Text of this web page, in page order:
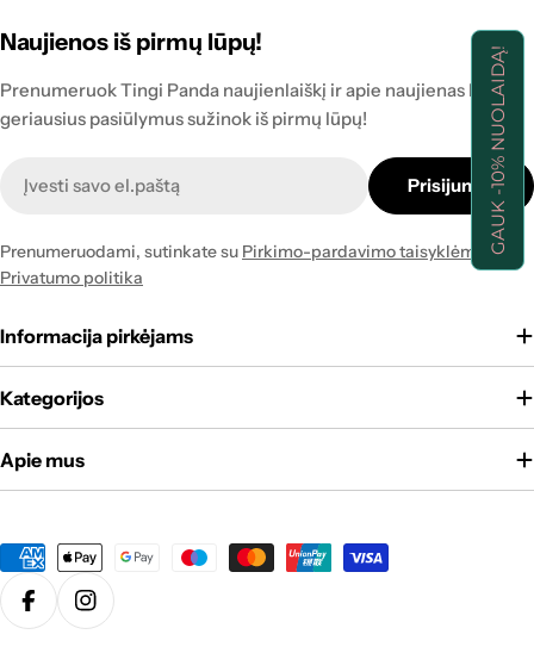
Naujienos iš pirmų lūpų!
Prenumeruok Tingi Panda naujienlaiškį ir apie naujienas bei
geriausius pasiūlymus sužinok iš pirmų lūpų!
Prisijungti
Prenumeruodami, sutinkate su Pirkimo-pardavimo taisyklėmisir
Privatumo politika
Informacija pirkėjams
Kategorijos
Apie mus
Apmokėjimo
būdai
Translation missing: lt.general.social.links.facebook
Translation missing: lt.general.social.links.instagram
GAUK -10% NUOLAIDĄ!